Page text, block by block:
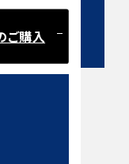
ご購入